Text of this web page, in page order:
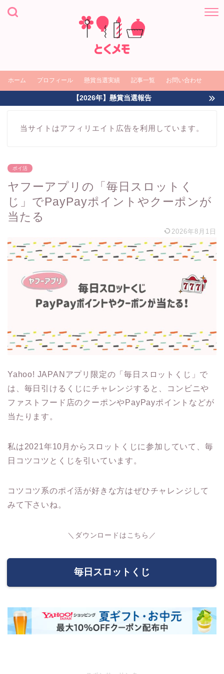
ホーム プロフィール 懸賞当選実績 記事一覧 お問い合わせ
【2026年】懸賞当選報告
当サイトはアフィリエイト広告を利用しています。
ポイ活
ヤフーアプリの「毎日スロットく
じ」でPayPayポイントやクーポンが
当たる
2026年8月1日
Yahoo! JAPANアプリ限定の「毎日スロットくじ」で
は、毎日引けるくじにチャレンジすると、コンビニや
ファストフード店のクーポンやPayPayポイントなどが
当たります。
私は2021年10月からスロットくじに参加していて、毎
日コツコツとくじを引いています。
コツコツ系のポイ活が好きな方はぜひチャレンジして
みて下さいね。
＼ダウンロードはこちら／
毎日スロットくじ